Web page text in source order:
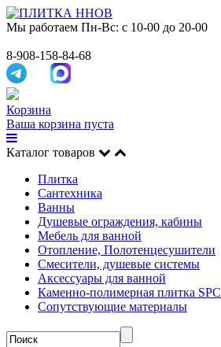
Мы работаем Пн-Вс: с 10-00 до 20-00
8-908-158-84-68
Корзина
Ваша корзина пуста
Каталог товаров
Плитка
Сантехника
Ванны
Душевые ограждения, кабины
Мебель для ванной
Отопление, Полотенцесушители
Смесители, душевые системы
Аксессуары для ванной
Каменно-полимерная плитка SPC
Сопутствующие материалы